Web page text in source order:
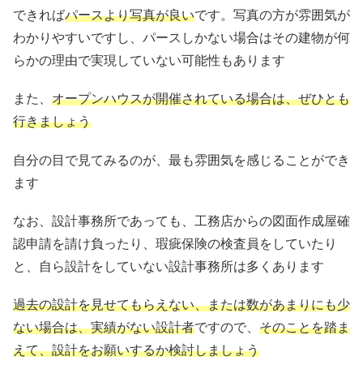
できればパースより写真が良いです。写真の方が雰囲気が
わかりやすいですし、パースしかない場合はその建物が何
らかの理由で実現していない可能性もあります
また、 オープンハウスが開催されている場合は、ぜひとも
行きましょう
自分の目で見てみるのが、最も雰囲気を感じることができ
ます
なお、設計事務所であっても、工務店からの図面作成屋確
認申請を請け負ったり、瑕疵保険の検査員をしていたり
と、自ら設計をしていない設計事務所は多くあります
過去の設計を見せてもらえない、または数があまりにも少
ない場合は、実績がない設計者ですので、 そのことを踏ま
えて、設計をお願いするか検討しましょう